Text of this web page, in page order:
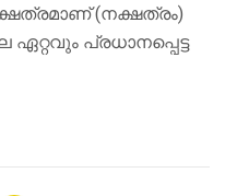
(നക്ഷത്രം)
ഏറ്റവും പ്രധാനപ്പെട്ട